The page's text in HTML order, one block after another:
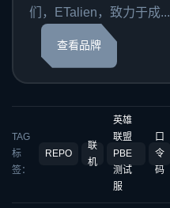
们，ETalien，致力于成...
查看品牌
TAG
标
签：
REPO
联
机
英雄
联盟
PBE
测试
服
口
令
码